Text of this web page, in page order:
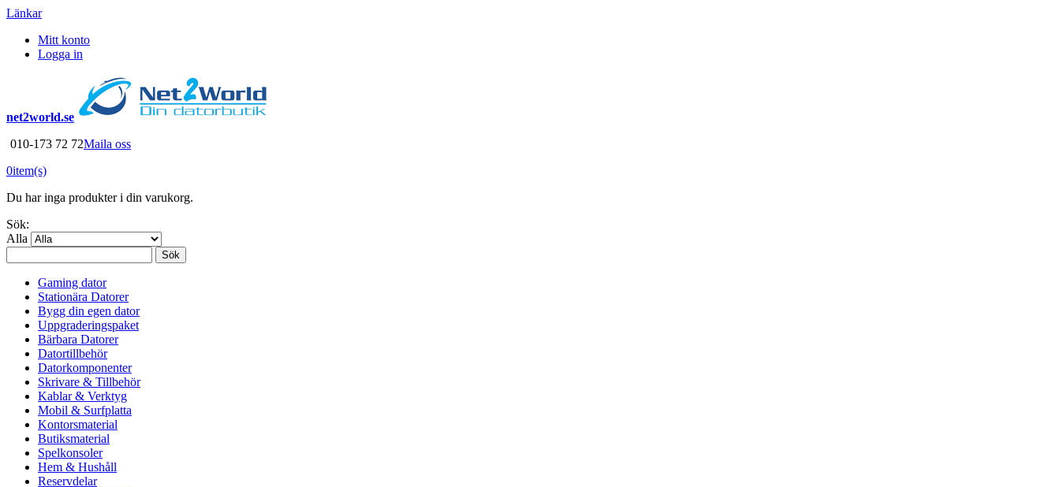
Länkar
Mitt konto
Logga in
net2world.se
010-173 72 72Maila oss
0item(s)
Du har inga produkter i din varukorg.
Sök:
Alla
Sök
Gaming dator
Stationära Datorer
Bygg din egen dator
Uppgraderingspaket
Bärbara Datorer
Datortillbehör
Datorkomponenter
Skrivare & Tillbehör
Kablar & Verktyg
Mobil & Surfplatta
Kontorsmaterial
Butiksmaterial
Spelkonsoler
Hem & Hushåll
Reservdelar